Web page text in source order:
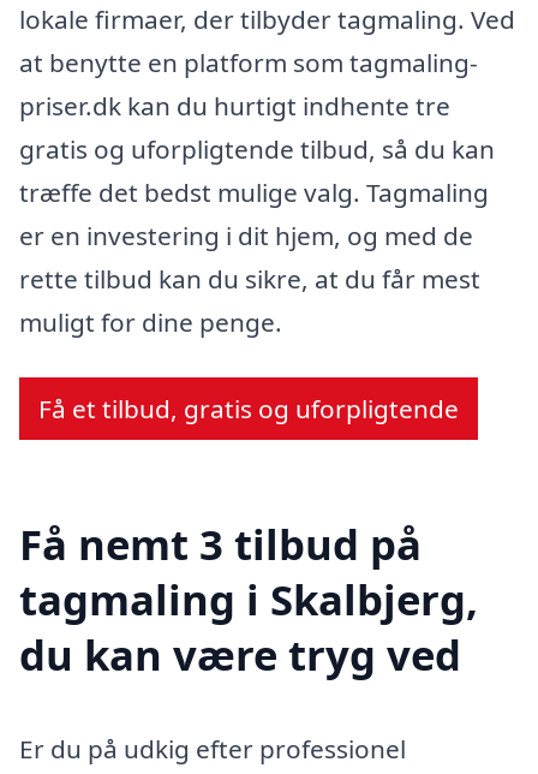
lokale firmaer, der tilbyder tagmaling. Ved
at benytte en platform som tagmaling-
priser.dk kan du hurtigt indhente tre
gratis og uforpligtende tilbud, så du kan
træffe det bedst mulige valg. Tagmaling
er en investering i dit hjem, og med de
rette tilbud kan du sikre, at du får mest
muligt for dine penge.
Få et tilbud, gratis og uforpligtende
Få nemt 3 tilbud på
tagmaling i Skalbjerg,
du kan være tryg ved
Er du på udkig efter professionel